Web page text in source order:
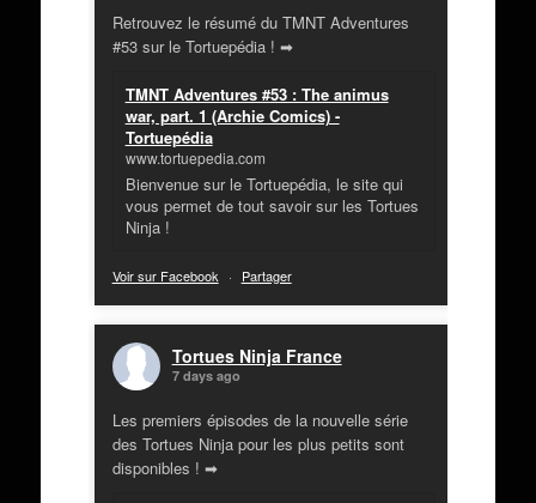
Retrouvez le résumé du TMNT Adventures
#53 sur le Tortuepédia ! ➡
TMNT Adventures #53 : The animus
war, part. 1 (Archie Comics) -
Tortuepédia
www.tortuepedia.com
Bienvenue sur le Tortuepédia, le site qui
vous permet de tout savoir sur les Tortues
Ninja !
Voir sur Facebook · Partager
Tortues Ninja France
7 days ago
Les premiers épisodes de la nouvelle série
des Tortues Ninja pour les plus petits sont
disponibles ! ➡